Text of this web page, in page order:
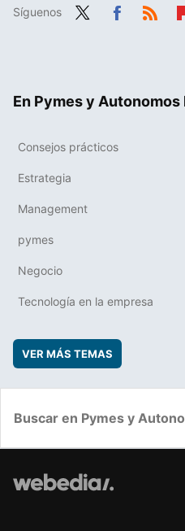
Síguenos
En Pymes y Autonomos
Consejos prácticos
Estrategia
Management
pymes
Negocio
Tecnología en la empresa
VER MÁS TEMAS